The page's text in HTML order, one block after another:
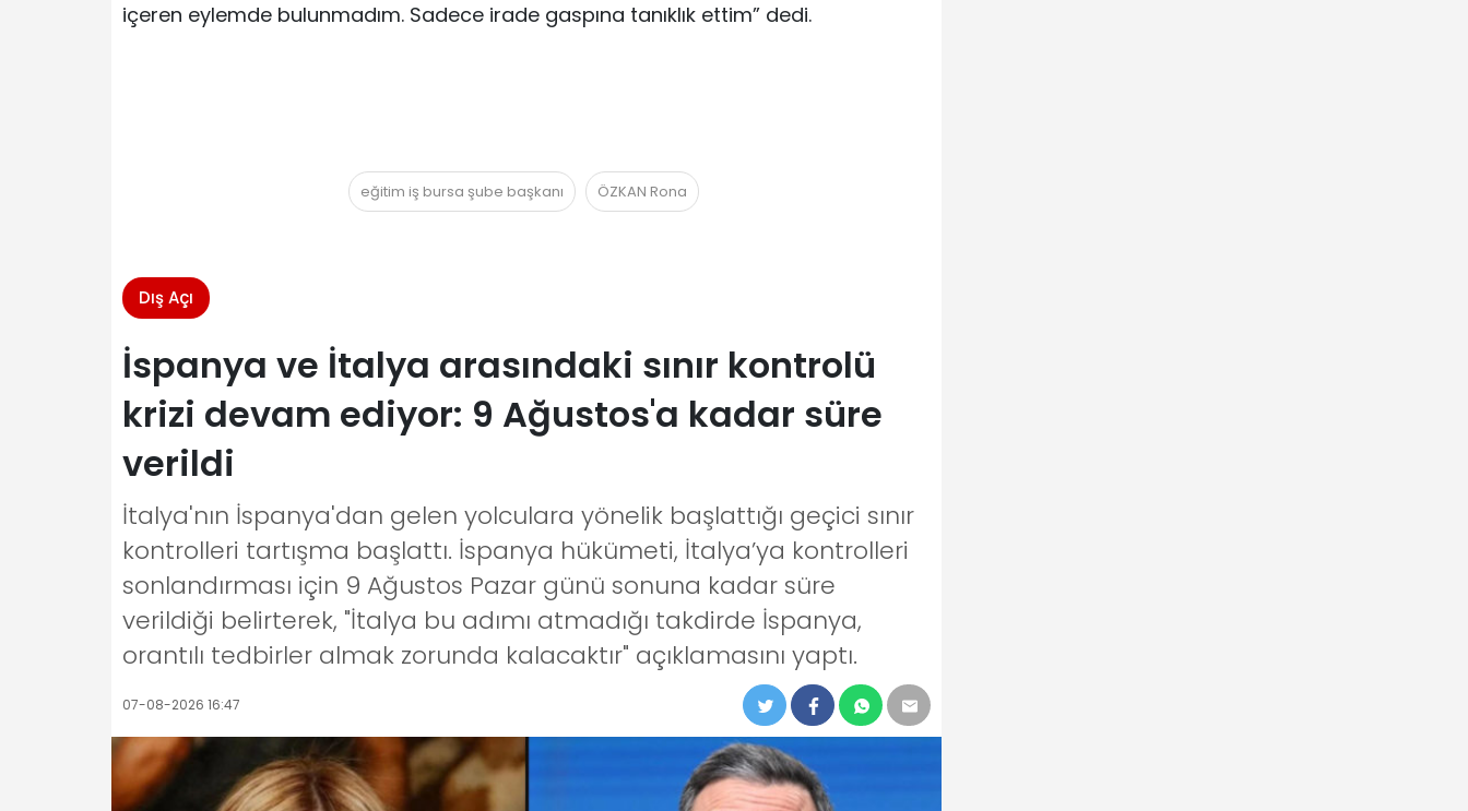
içeren eylemde bulunmadım. Sadece irade gaspına tanıklık ettim” dedi.
eğitim iş bursa şube başkanı ÖZKAN Rona
Dış Açı
İspanya ve İtalya arasındaki sınır kontrolü
krizi devam ediyor: 9 Ağustos'a kadar süre
verildi
İtalya'nın İspanya'dan gelen yolculara yönelik başlattığı geçici sınır
kontrolleri tartışma başlattı. İspanya hükümeti, İtalya’ya kontrolleri
sonlandırması için 9 Ağustos Pazar günü sonuna kadar süre
verildiği belirterek, "İtalya bu adımı atmadığı takdirde İspanya,
orantılı tedbirler almak zorunda kalacaktır" açıklamasını yaptı.
07-08-2026 16:47